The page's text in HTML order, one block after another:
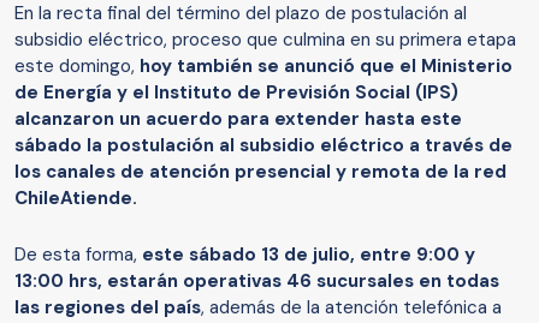
En la recta final del término del plazo de postulación al
subsidio eléctrico, proceso que culmina en su primera etapa
este domingo, hoy también se anunció que el Ministerio
de Energía y el Instituto de Previsión Social (IPS)
alcanzaron un acuerdo para extender hasta este
sábado la postulación al subsidio eléctrico a través de
los canales de atención presencial y remota de la red
ChileAtiende.
De esta forma, este sábado 13 de julio, entre 9:00 y
13:00 hrs, estarán operativas 46 sucursales en todas
las regiones del país, además de la atención telefónica a